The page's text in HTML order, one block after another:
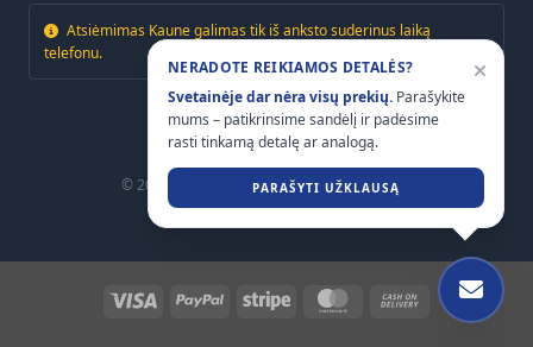
Atsiėmimas Kaune galimas tik iš anksto suderinus laiką
telefonu.
© 2026 . Visos teisės saugomos.
NERADOTE REIKIAMOS DETALĖS?
Svetainėje dar nėra visų prekių. Parašykite
mums – patikrinsime sandėlį ir padėsime
rasti tinkamą detalę ar analogą.
PARAŠYTI UŽKLAUSĄ